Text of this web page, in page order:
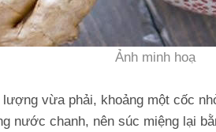
Ảnh minh hoạ
vừa phải, khoảng một cốc
nước chanh, nên súc miệng lại